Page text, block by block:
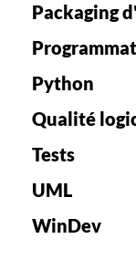
Packaging
Python
Qualité
Tests
UML
WinDev